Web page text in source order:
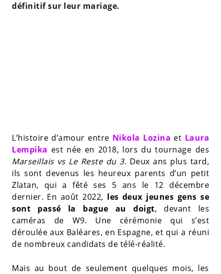
définitif sur leur mariage.
L’histoire d’amour entre Nikola Lozina et Laura
Lempika est née en 2018, lors du tournage des
Marseillais vs Le Reste du 3. Deux ans plus tard,
ils sont devenus les heureux parents d’un petit
Zlatan, qui a fêté ses 5 ans le 12 décembre
dernier. En août 2022, les deux jeunes gens se
sont passé la bague au doigt, devant les
caméras de W9. Une cérémonie qui s’est
déroulée aux Baléares, en Espagne, et qui a réuni
de nombreux candidats de télé-réalité.
Mais au bout de seulement quelques mois, les